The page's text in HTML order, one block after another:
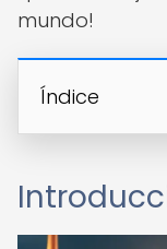
mundo!
Índice